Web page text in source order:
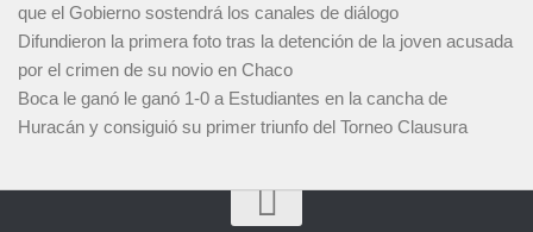
que el Gobierno sostendrá los canales de diálogo
Difundieron la primera foto tras la detención de la joven acusada
por el crimen de su novio en Chaco
Boca le ganó le ganó 1-0 a Estudiantes en la cancha de
Huracán y consiguió su primer triunfo del Torneo Clausura